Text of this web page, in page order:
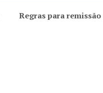
Regras para remissão